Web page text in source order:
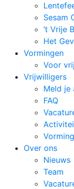
Sesam
’t Vrije
Het
Vormingen
Voor
Vrijwilligers
Meld je
FAQ
Over ons
Nieuws
Team